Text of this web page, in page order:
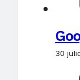
30